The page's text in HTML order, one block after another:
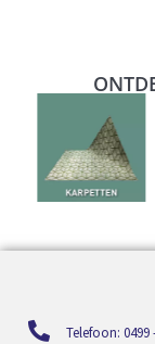
Telefoon: 0499